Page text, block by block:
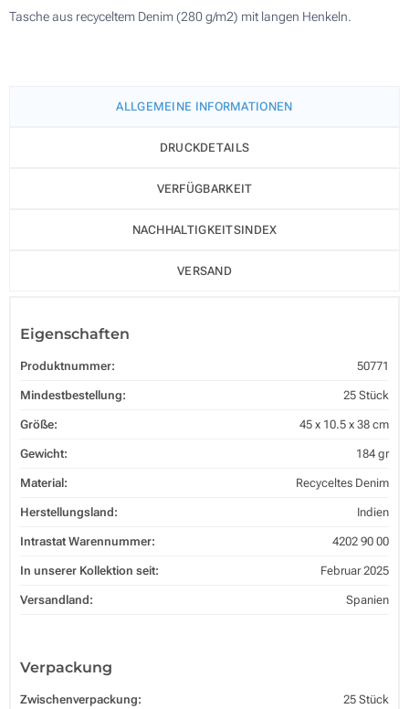
Tasche aus recyceltem Denim (280 g/m2) mit langen Henkeln.
ALLGEMEINE INFORMATIONEN
DRUCKDETAILS
VERFÜGBARKEIT
NACHHALTIGKEITSINDEX
VERSAND
Eigenschaften
Produktnummer: 50771
Mindestbestellung: 25 Stück
Größe: 45 x 10.5 x 38 cm
Gewicht: 184 gr
Material: Recyceltes Denim
Herstellungsland: Indien
Intrastat Warennummer: 4202 90 00
In unserer Kollektion seit: Februar 2025
Versandland: Spanien
Verpackung
Zwischenverpackung: 25 Stück